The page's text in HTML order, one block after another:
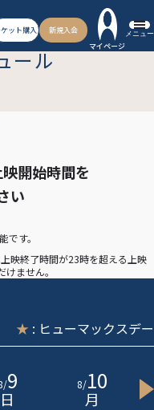
ット購入
新規入会
マイページ
メニュー
ール
開始時間を
い
す。
映終了時間が23時を超える上映
ません。
★ : ヒューマックスデー
/9
日
8/10
月